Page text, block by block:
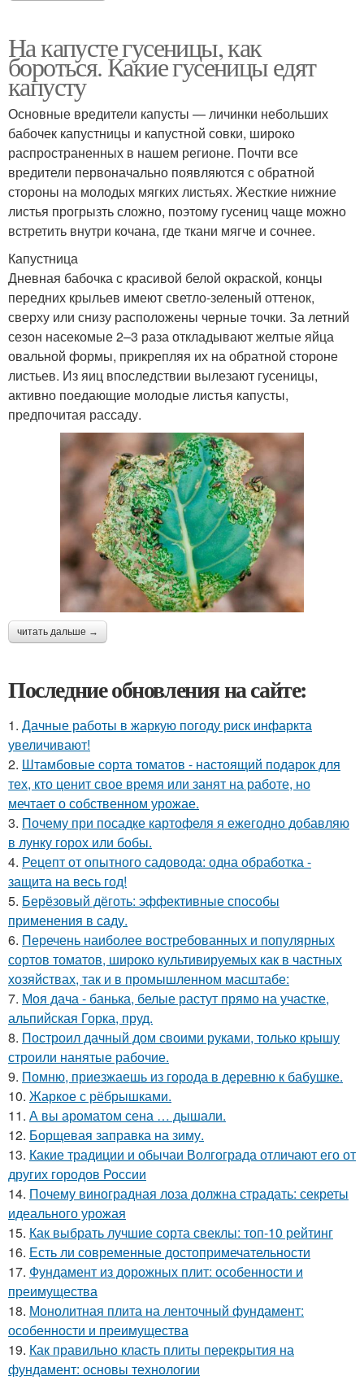
На капусте гусеницы, как
бороться. Какие гусеницы едят
капусту
Основные вредители капусты — личинки небольших
бабочек капустницы и капустной совки, широко
распространенных в нашем регионе. Почти все
вредители первоначально появляются с обратной
стороны на молодых мягких листьях. Жесткие нижние
листья прогрызть сложно, поэтому гусениц чаще можно
встретить внутри кочана, где ткани мягче и сочнее.
Капустница
Дневная бабочка с красивой белой окраской, концы
передних крыльев имеют светло-зеленый оттенок,
сверху или снизу расположены черные точки. За летний
сезон насекомые 2–3 раза откладывают желтые яйца
овальной формы, прикрепляя их на обратной стороне
листьев. Из яиц впоследствии вылезают гусеницы,
активно поедающие молодые листья капусты,
предпочитая рассаду.
читать дальше →
Последние обновления на сайте:
1. Дачные работы в жаркую погоду риск инфаркта
увеличивают!
2. Штамбовые сорта томатов - настоящий подарок для
тех, кто ценит свое время или занят на работе, но
мечтает о собственном урожае.
3. Почему при посадке картофеля я ежегодно добавляю
в лунку горох или бобы.
4. Рецепт от опытного садовода: одна обработка -
защита на весь год!
5. Берёзовый дёготь: эффективные способы
применения в саду.
6. Перечень наиболее востребованных и популярных
сортов томатов, широко культивируемых как в частных
хозяйствах, так и в промышленном масштабе:
7. Моя дача - банька, белые растут прямо на участке,
альпийская Горка, пруд.
8. Построил дачный дом своими руками, только крышу
строили нанятые рабочие.
9. Помню, приезжаешь из города в деревню к бабушке.
10. Жаркое с рёбрышками.
11. А вы ароматом сена … дышали.
12. Борщевая заправка на зиму.
13. Какие традиции и обычаи Волгограда отличают его от
других городов России
14. Почему виноградная лоза должна страдать: секреты
идеального урожая
15. Как выбрать лучшие сорта свеклы: топ-10 рейтинг
16. Есть ли современные достопримечательности
17. Фундамент из дорожных плит: особенности и
преимущества
18. Монолитная плита на ленточный фундамент:
особенности и преимущества
19. Как правильно класть плиты перекрытия на
фундамент: основы технологии